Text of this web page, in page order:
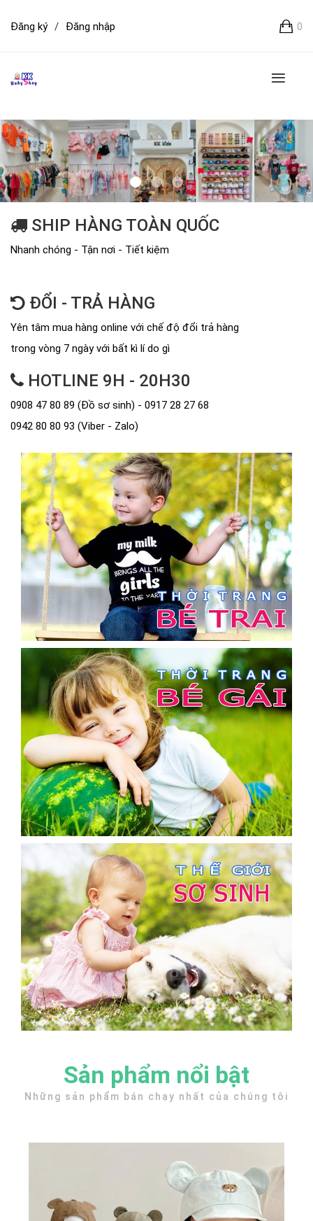
0
Đăng ký / Đăng nhập
SHIP HÀNG TOÀN QUỐC
Nhanh chóng - Tận nơi - Tiết kiệm
ĐỔI - TRẢ HÀNG
Yên tâm mua hàng online với chế độ đổi trả hàng
trong vòng 7 ngày với bất kì lí do gì
HOTLINE 9H - 20H30
0908 47 80 89 (Đồ sơ sinh) - 0917 28 27 68
0942 80 80 93 (Viber - Zalo)
Sản phẩm nổi bật
Những sản phẩm bán chạy nhất của chúng tôi